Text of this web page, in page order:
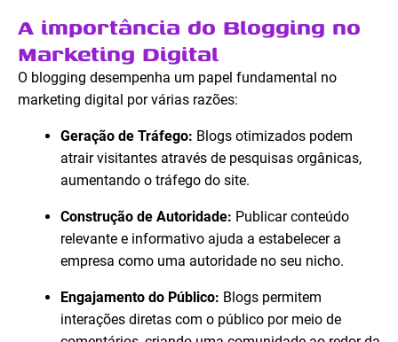
A importância do Blogging no
Marketing Digital
O blogging desempenha um papel fundamental no
marketing digital por várias razões:
Geração de Tráfego: Blogs otimizados podem
atrair visitantes através de pesquisas orgânicas,
aumentando o tráfego do site.
Construção de Autoridade: Publicar conteúdo
relevante e informativo ajuda a estabelecer a
empresa como uma autoridade no seu nicho.
Engajamento do Público: Blogs permitem
interações diretas com o público por meio de